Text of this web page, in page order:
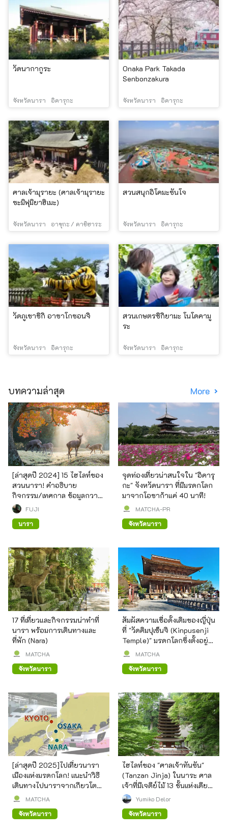
วัดนากากูระ
จังหวัดนารา อิคารุกะ
Onaka Park Takada
Senbonzakura
จังหวัดนารา อิคารุกะ
ศาลเจ้ามุรายะ (ศาลเจ้ามุรายะ
ซะมิฟุมิยาฮิเมะ)
จังหวัดนารา อาซุกะ / คาชิฮาระ
สวนสนุกอิโคมะซันโจ
จังหวัดนารา อิคารุกะ
วัดภูเขาชิกิ อาซาโกซอนจิ
จังหวัดนารา อิคารุกะ
สวนเกษตรชิกิยามะ โนโดคามู
ระ
จังหวัดนารา อิคารุกะ
บทความล่าสุด More
[ล่าสุดปี 2024] 15 ไฮไลท์ของ
สวนนารา! คำอธิบาย
กิจกรรม/เทศกาล ข้อมูลกวาง
การเข้าถึง ฯลฯ
FUJI
นารา
จุดท่องเที่ยวน่าสนใจใน "อิคารุ
กะ" จังหวัดนารา ที่มีมรดกโลก
มาจากโอซาก้าแค่ 40 นาที!
MATCHA-PR
จังหวัดนารา
17 ที่เที่ยวและกิจกรรมน่าทำที่
นารา พร้อมการเดินทางและ
ที่พัก (Nara)
MATCHA
จังหวัดนารา
สัมผัสความเชื่อดั้งเดิมของญี่ปุ่น
ที่ "วัดคิมปุเซ็นจิ (Kinpusenji
Temple)" มรดกโลกซึ่งตั้งอยู่
บนภูเขาโยชิโนะ จังหวัดนารา
MATCHA
จังหวัดนารา
[ล่าสุดปี 2025]ไปเที่ยวนารา
เมืองแห่งมรดกโลก! แนะนำวิธี
เดินทางไปนาราจากเกียวโต
และโอซาก้า (Nara)
MATCHA
จังหวัดนารา
ไฮไลท์ของ "ศาลเจ้าทันซัน"
(Tanzan Jinja) ในนาระ ศาล
เจ้าที่มีเจดีย์ไม้ 13 ชั้นแห่งเดียว
ในโลกYumiko Delor
จังหวัดนารา